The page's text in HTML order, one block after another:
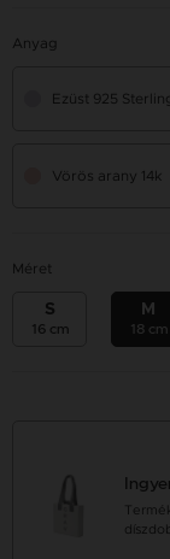
Anyag
Ezüst 925
Vörös arany 14k
Méret
S
16 cm
M
18 cm